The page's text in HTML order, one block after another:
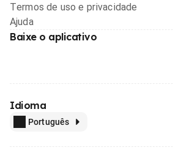
Termos de uso e privacidade
Ajuda
Baixe o aplicativo
Idioma
Português